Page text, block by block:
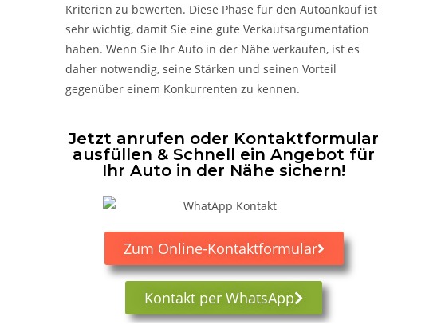
Kriterien zu bewerten. Diese Phase für den Autoankauf ist
sehr wichtig, damit Sie eine gute Verkaufsargumentation
haben. Wenn Sie Ihr Auto in der Nähe verkaufen, ist es
daher notwendig, seine Stärken und seinen Vorteil
gegenüber einem Konkurrenten zu kennen.
Jetzt anrufen oder Kontaktformular
ausfüllen & Schnell ein Angebot für
Ihr Auto in der Nähe sichern!
Zum Online-Kontaktformular
Kontakt per WhatsApp